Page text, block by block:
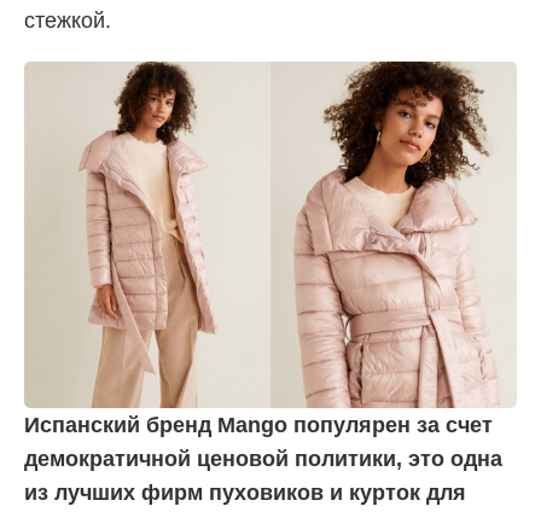
стежкой.
Испанский бренд Mango популярен за счет
демократичной ценовой политики, это одна
из лучших фирм пуховиков и курток для